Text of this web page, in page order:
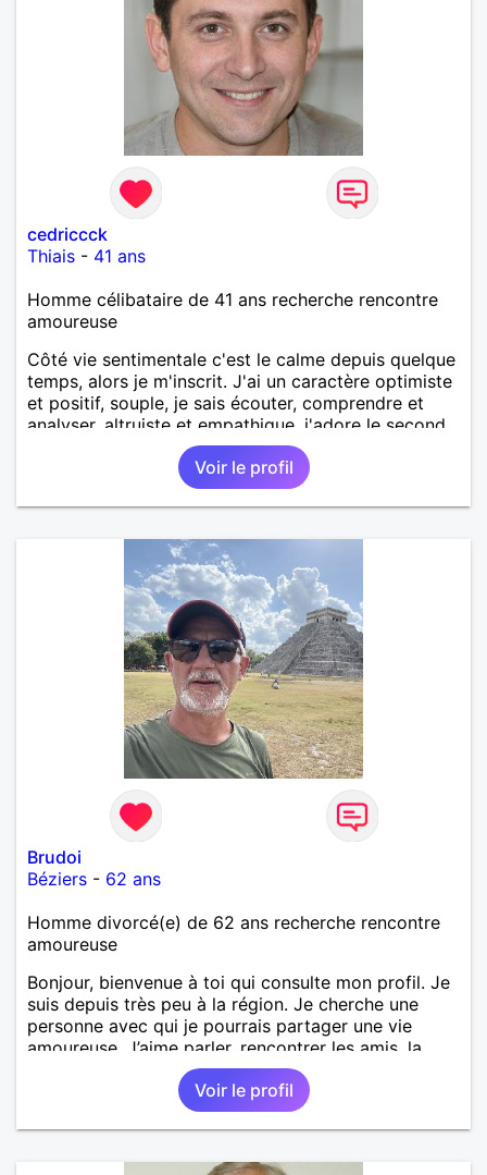
cedriccck
Thiais - 41 ans
Homme célibataire de 41 ans recherche rencontre
amoureuse
Côté vie sentimentale c'est le calme depuis quelque
temps, alors je m'inscrit. J'ai un caractère optimiste
et positif, souple, je sais écouter, comprendre et
analyser, altruiste et empathique, j'adore le second
degré, plutôt pragmatique, jovial, responsable,
gentil, compréhensif et respectueux.
Voir le profil
Brudoi
Béziers - 62 ans
Homme divorcé(e) de 62 ans recherche rencontre
amoureuse
Bonjour, bienvenue à toi qui consulte mon profil. Je
suis depuis très peu à la région. Je cherche une
personne avec qui je pourrais partager une vie
amoureuse. J’aime parler, rencontrer les amis, la
tendresse, la sincérité, l’honnêteté.
Voir le profil